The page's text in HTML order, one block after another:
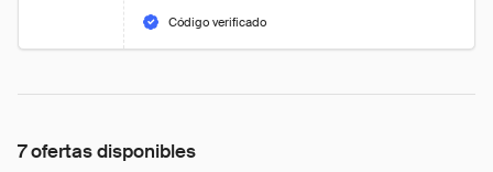
Código verificado
7 ofertas disponibles